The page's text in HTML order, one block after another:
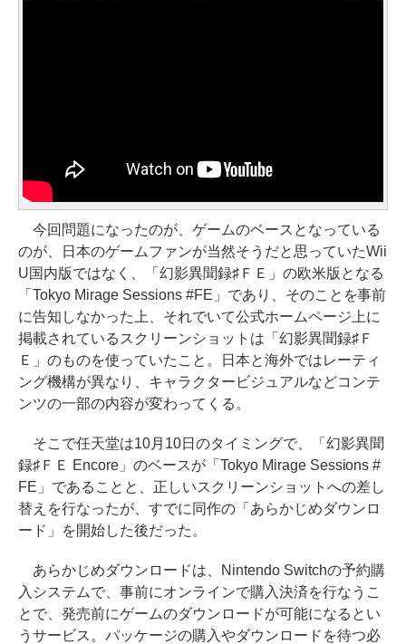
今回問題になったのが、ゲームのベースとなっている
のが、日本のゲームファンが当然そうだと思っていたWii
U国内版ではなく、「幻影異聞録♯ＦＥ」の欧米版となる
「Tokyo Mirage Sessions #FE」であり、そのことを事前
に告知しなかった上、それでいて公式ホームページ上に
掲載されているスクリーンショットは「幻影異聞録♯Ｆ
Ｅ」のものを使っていたこと。日本と海外ではレーティ
ング機構が異なり、キャラクタービジュアルなどコンテ
ンツの一部の内容が変わってくる。
そこで任天堂は10月10日のタイミングで、「幻影異聞
録♯ＦＥ Encore」のベースが「Tokyo Mirage Sessions #
FE」であることと、正しいスクリーンショットへの差し
替えを行なったが、すでに同作の「あらかじめダウンロ
ード」を開始した後だった。
あらかじめダウンロードは、Nintendo Switchの予約購
入システムで、事前にオンラインで購入決済を行なうこ
とで、発売前にゲームのダウンロードが可能になるとい
うサービス。パッケージの購入やダウンロードを待つ必